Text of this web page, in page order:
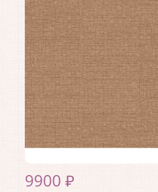
Материал покрытия:Без покрытия
Страна:Швеция
Материал основы:Флизелин
Раппорт:<>
9900 ₽